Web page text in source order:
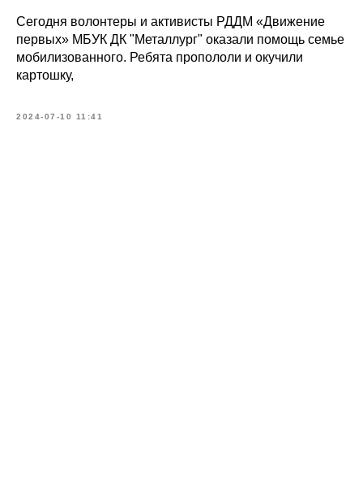
Сегодня волонтеры и активисты РДДМ «Движение
первых» МБУК ДК "Металлург" оказали помощь семье
мобилизованного. Ребята пропололи и окучили
картошку,
2024-07-10 11:41